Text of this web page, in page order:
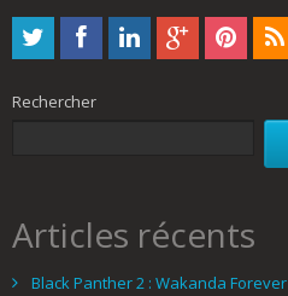
Rechercher
Articles récents
Black Panther 2 : Wakanda Forever